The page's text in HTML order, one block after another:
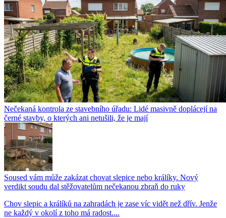
Nečekaná kontrola ze stavebního úřadu: Lidé masivně doplácejí na
černé stavby, o kterých ani netušili, že je mají
Soused vám může zakázat chovat slepice nebo králíky. Nový
verdikt soudu dal stěžovatelům nečekanou zbraň do ruky
Chov slepic a králíků na zahradách je zase víc vidět než dřív. Jenže
ne každý v okolí z toho má radost....